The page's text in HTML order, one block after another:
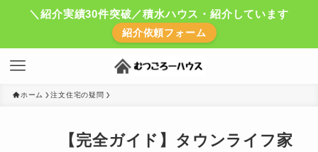
＼紹介実績30件突破／積水ハウス・紹介しています
紹介依頼フォーム
ホーム 注文住宅の疑問
【完全ガイド】タウンライフ家